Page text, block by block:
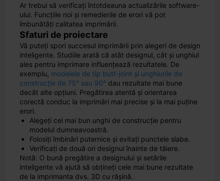
Ar trebui să verificați întotdeauna actualizările software-
ului. Funcțiile noi și remedierile de erori vă pot
îmbunătăți calitatea imprimării.
Sfaturi de proiectare
Vă puteți spori succesul imprimării prin alegeri de design
inteligente. Studiile arată că atât designul, cât și unghiul
ales pentru imprimare influențează rezultatele. De
exemplu, modelele de tip butt-joint și unghiurile de
construcție de 75° sau 90° dau rezultate mai bune
decât alte opțiuni. Pregătirea atentă și orientarea
corectă conduc la imprimări mai precise și la mai puține
erori.
Alegeți cel mai bun unghi de construcție pentru
modelul dumneavoastră.
Folosiți îmbinări puternice și evitați punctele slabe.
Verificați de două ori designul înainte de tăiere.
Notă: O bună pregătire a designului și setările
inteligente vă ajută să obțineți cele mai bune rezultate
de la imprimanta dvs. 3D cu rășină.